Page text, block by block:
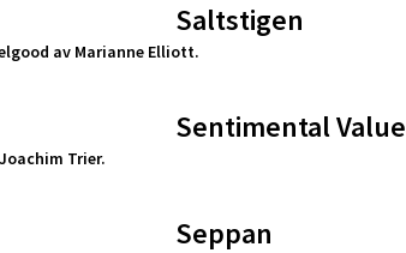
Saltstigen
av Marianne Elliott.
Sentimental Value
Trier.
Seppan